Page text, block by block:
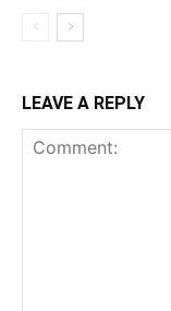
LEAVE A REPLY